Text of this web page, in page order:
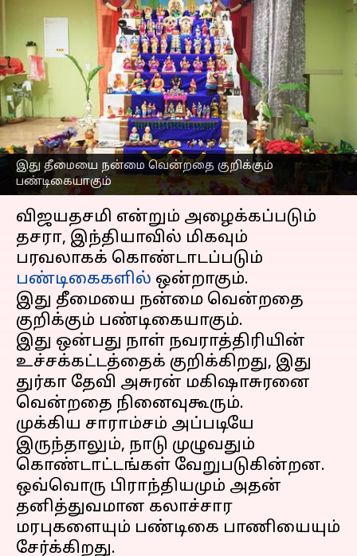
இது தீமையை நன்மை வென்றதை குறிக்கும்
பண்டிகையாகும்
இந்தியாவின் பல்வேறு
பகுதிகளில் தசரா
எவ்வாறு
கொண்டாடப்படுகிறது:
ஒரு பார்வை
எழுதியவர் Venkatalakshmi V Sep 24, 2025 07:10 pm
செய்தி முன்னோட்டம்
விஜயதசமி என்றும் அழைக்கப்படும்
தசரா, இந்தியாவில் மிகவும்
பரவலாகக் கொண்டாடப்படும்
பண்டிகைகளில் ஒன்றாகும்.
இது தீமையை நன்மை வென்றதை
குறிக்கும் பண்டிகையாகும்.
இது ஒன்பது நாள் நவராத்திரியின்
உச்சக்கட்டத்தைக் குறிக்கிறது, இது
துர்கா தேவி அசுரன் மகிஷாசுரனை
வென்றதை நினைவுகூரும்.
முக்கிய சாராம்சம் அப்படியே
இருந்தாலும், நாடு முழுவதும்
கொண்டாட்டங்கள் வேறுபடுகின்றன.
ஒவ்வொரு பிராந்தியமும் அதன்
தனித்துவமான கலாச்சார
மரபுகளையும் பண்டிகை பாணியையும்